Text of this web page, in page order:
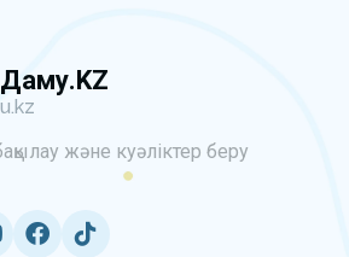
және куәліктер беру